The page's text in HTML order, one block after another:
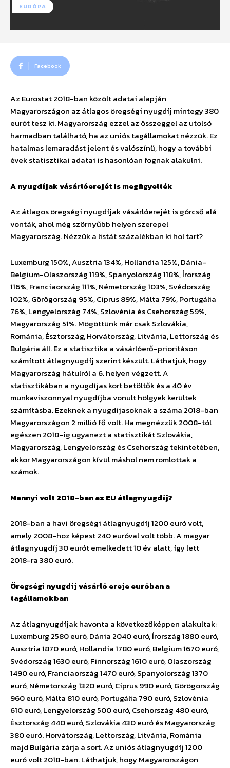
EURÓPA
Facebook
Az Eurostat 2018-ban közölt adatai alapján
Magyarországon az átlagos öregségi nyugdíj mintegy 380
eurót tesz ki. Magyarország ezzel az összeggel az utolsó
harmadban található, ha az uniós tagállamokat nézzük. Ez
hatalmas lemaradást jelent és valószínű, hogy a további
évek statisztikai adatai is hasonlóan fognak alakulni.
A nyugdíjak vásárlóerejét is megfigyelték
Az átlagos öregségi nyugdíjak vásárlóerejét is górcső alá
vonták, ahol még szörnyűbb helyen szerepel
Magyarország. Nézzük a listát százalékban ki hol tart?
Luxemburg 150%, Ausztria 134%, Hollandia 125%, Dánia-
Belgium-Olaszország 119%, Spanyolország 118%, Írország
116%, Franciaország 111%, Németország 103%, Svédország
102%, Görögország 95%, Ciprus 89%, Málta 79%, Portugália
76%, Lengyelország 74%, Szlovénia és Csehország 59%,
Magyarország 51%. Mögöttünk már csak Szlovákia,
Románia, Észtország, Horvátország, Litvánia, Lettország és
Bulgária áll. Ez a statisztika a vásárlóerő-prioritáson
számított átlagnyugdíj szerint készült. Láthatjuk, hogy
Magyarország hátulról a 6. helyen végzett. A
statisztikában a nyugdíjas kort betöltők és a 40 év
munkaviszonnyal nyugdíjba vonult hölgyek kerültek
számításba. Ezeknek a nyugdíjasoknak a száma 2018-ban
Magyarországon 2 millió fő volt. Ha megnézzük 2008-tól
egészen 2018-ig ugyanezt a statisztikát Szlovákia,
Magyarország, Lengyelország és Csehország tekintetében,
akkor Magyarországon kívül máshol nem romlottak a
számok.
Mennyi volt 2018-ban az EU átlagnyugdíj?
2018-ban a havi öregségi átlagnyugdíj 1200 euró volt,
amely 2008-hoz képest 240 euróval volt több. A magyar
átlagnyugdíj 30 eurót emelkedett 10 év alatt, így lett
2018-ra 380 euró.
Öregségi nyugdíj vásárló ereje euróban a
tagállamokban
Az átlagnyugdíjak havonta a következőképpen alakultak:
Luxemburg 2580 euró, Dánia 2040 euró, Írország 1880 euró,
Ausztria 1870 euró, Hollandia 1780 euró, Belgium 1670 euró,
Svédország 1630 euró, Finnország 1610 euró, Olaszország
1490 euró, Franciaország 1470 euró, Spanyolország 1370
euró, Németország 1320 euró, Ciprus 990 euró, Görögország
960 euró, Málta 810 euró, Portugália 790 euró, Szlovénia
610 euró, Lengyelország 500 euró, Csehország 480 euró,
Észtország 440 euró, Szlovákia 430 euró és Magyarország
380 euró. Horvátország, Lettország, Litvánia, Románia
majd Bulgária zárja a sort. Az uniós átlagnyugdíj 1200
euró volt 2018-ban. Láthatjuk, hogy Magyarországon